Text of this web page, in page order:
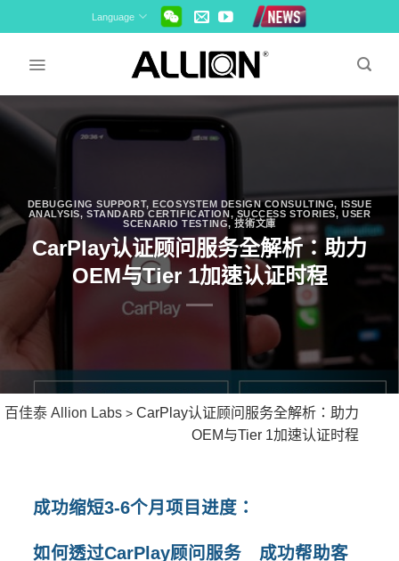
to
Language
DEBUGGING SUPPORT, ECOSYSTEM DESIGN CONSULTING,
ISSUE
ANALYSIS,STANDARD CERTIFICATION , SUCCESS STORIES,USER
SCENARIO TESTING,技術文庫
CarPlay认证顾问服务全解析：助力
OEM与Tier 1加速认证时程
百佳泰 Allion Labs >CarPlay认证顾问服务全解析：助力
OEM与Tier 1加速认证时程
成功缩短3-6个月项目进度：
如何透过CarPlay顾问服务 成功帮助客